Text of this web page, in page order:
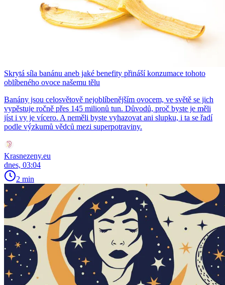
Skrytá síla banánu aneb jaké benefity přináší konzumace tohoto
oblíbeného ovoce našemu tělu
Banány jsou celosvětově nejoblíbenějším ovocem, ve světě se jich
vypěstuje ročně přes 145 milionů tun. Důvodů, proč byste je měli
jíst i vy je vícero. A neměli byste vyhazovat ani slupku, i ta se řadí
podle výzkumů vědců mezi superpotraviny.
Krasnezeny.eu
dnes, 03:04
2 min